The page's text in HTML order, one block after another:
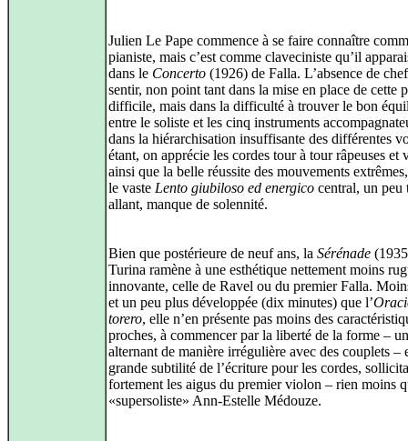
Julien Le Pape commence à se faire connaître
pianiste, mais c’est comme claveciniste qu’il
dans le Concerto (1926) de Falla. L’absence de
sentir, non point tant dans la mise en place de cette
difficile, mais dans la difficulté à trouver le bon
entre le soliste et les cinq instruments
dans la hiérarchisation insuffisante des différentes
étant, on apprécie les cordes tour à tour râpeuses et
ainsi que la belle réussite des mouvements
le vaste Lento giubiloso ed energico central, un peu
allant, manque de solennité.
Bien que postérieure de neuf ans, la Sérénade
Turina ramène à une esthétique nettement moins
innovante, celle de Ravel ou du premier Falla.
et un peu plus développée (dix minutes) que l’
torero, elle n’en présente pas moins des
proches, à commencer par la liberté de la forme –
alternant de manière irrégulière avec des couplets –
grande subtilité de l’écriture pour les cordes,
fortement les aigus du premier violon – rien moins
«supersoliste» Ann-Estelle Médouze.